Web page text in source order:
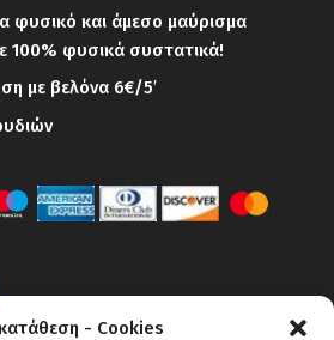
- Cookies
φυσικό και άμεσο μαύρισμα
100% φυσικά συστατικά!
με βελόνα 6€/5′